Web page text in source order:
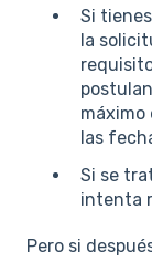
Si
la
máximo
las
Si se
intenta
Pero si